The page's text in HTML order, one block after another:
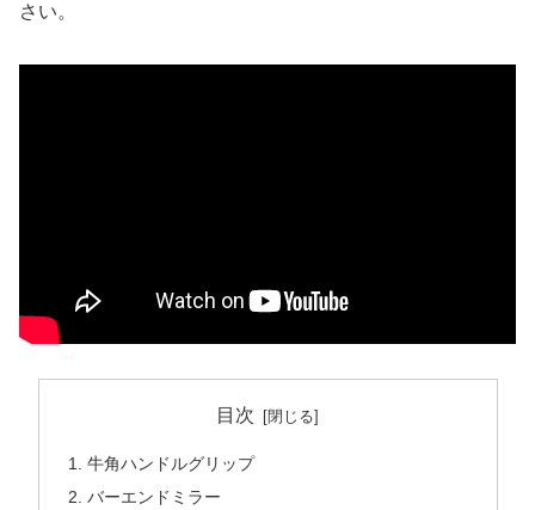
さい。
目次
牛角ハンドルグリップ
バーエンドミラー